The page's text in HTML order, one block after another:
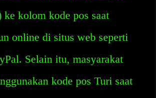
kolom kode pos saat
online di situs web seperti
Selain itu, masyarakat
kode pos Turi saat